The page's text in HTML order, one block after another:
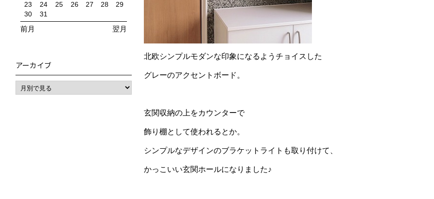
北欧シンプルモダンな印象になるようチョイスした
グレーのアクセントボード。
玄関収納の上をカウンターで
飾り棚として使われるとか。
シンプルなデザインのブラケットライトも取り付けて、
かっこいい玄関ホールになりました♪
23
24 25 26 27 28
29
30
31
前月 翌月
アーカイブ